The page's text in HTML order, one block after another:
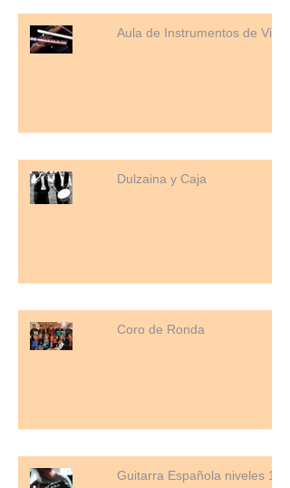
Aula de Instrumentos de Viento
Dulzaina y Caja
Coro de Ronda
Guitarra Española niveles 1, 2